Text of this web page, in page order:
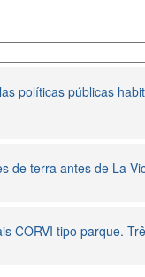
políticas públicas
de terra antes de La
CORVI tipo parque.